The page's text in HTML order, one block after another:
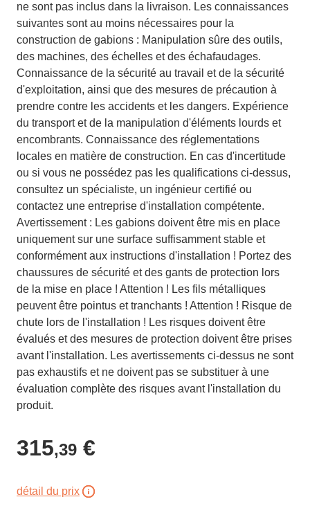
ne sont pas inclus dans la livraison. Les connaissances
suivantes sont au moins nécessaires pour la
construction de gabions : Manipulation sûre des outils,
des machines, des échelles et des échafaudages.
Connaissance de la sécurité au travail et de la sécurité
d'exploitation, ainsi que des mesures de précaution à
prendre contre les accidents et les dangers. Expérience
du transport et de la manipulation d'éléments lourds et
encombrants. Connaissance des réglementations
locales en matière de construction. En cas d'incertitude
ou si vous ne possédez pas les qualifications ci-dessus,
consultez un spécialiste, un ingénieur certifié ou
contactez une entreprise d'installation compétente.
Avertissement : Les gabions doivent être mis en place
uniquement sur une surface suffisamment stable et
conformément aux instructions d'installation ! Portez des
chaussures de sécurité et des gants de protection lors
de la mise en place ! Attention ! Les fils métalliques
peuvent être pointus et tranchants ! Attention ! Risque de
chute lors de l'installation ! Les risques doivent être
évalués et des mesures de protection doivent être prises
avant l'installation. Les avertissements ci-dessus ne sont
pas exhaustifs et ne doivent pas se substituer à une
évaluation complète des risques avant l'installation du
produit.
315,39 €
détail du prix